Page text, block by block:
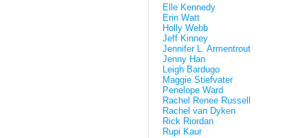
Elle Kennedy
Erin Watt
Holly Webb
Jeff Kinney
Jennifer L. Armentrout
Jenny Han
Leigh Bardugo
Maggie Stiefvater
Penelope Ward
Rachel Renee Russell
Rachel van Dyken
Rick Riordan
Rupi Kaur